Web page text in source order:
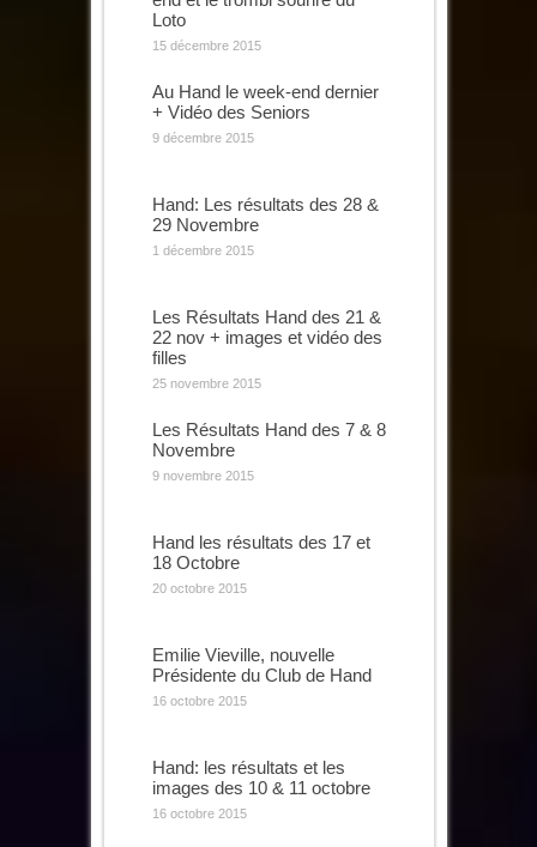
Loto
15 décembre 2015
Au Hand le week-end dernier
+ Vidéo des Seniors
9 décembre 2015
Hand: Les résultats des 28 &
29 Novembre
1 décembre 2015
Les Résultats Hand des 21 &
22 nov + images et vidéo des
filles
25 novembre 2015
Les Résultats Hand des 7 & 8
Novembre
9 novembre 2015
Hand les résultats des 17 et
18 Octobre
20 octobre 2015
Emilie Vieville, nouvelle
Présidente du Club de Hand
16 octobre 2015
Hand: les résultats et les
images des 10 & 11 octobre
16 octobre 2015